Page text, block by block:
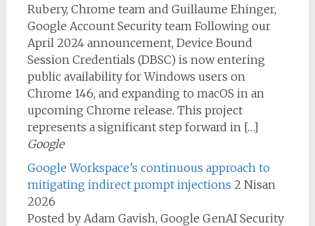
Rubery, Chrome team and Guillaume Ehinger,
Google Account Security team Following our
April 2024 announcement, Device Bound
Session Credentials (DBSC) is now entering
public availability for Windows users on
Chrome 146, and expanding to macOS in an
upcoming Chrome release. This project
represents a significant step forward in […]
Google
Google Workspace’s continuous approach to
mitigating indirect prompt injections 2 Nisan
2026
Posted by Adam Gavish, Google GenAI Security